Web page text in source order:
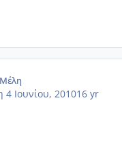
Μέλη
4 Ιουνίου, 201016 yr